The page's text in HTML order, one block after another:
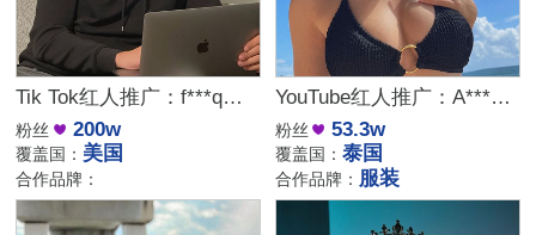
Tik Tok红人推广：f***q｜美国 生活娱乐
粉丝 200w
覆盖国： 美国
合作品牌：
YouTube红人推广：A***O｜ 泰国 生活娱乐
粉丝 53.3w
覆盖国：泰国
合作品牌： 服装